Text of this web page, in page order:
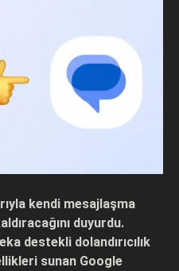
kendi mesajlaşma
duyurdu.
destekli dolandırıcılık
sunan Google